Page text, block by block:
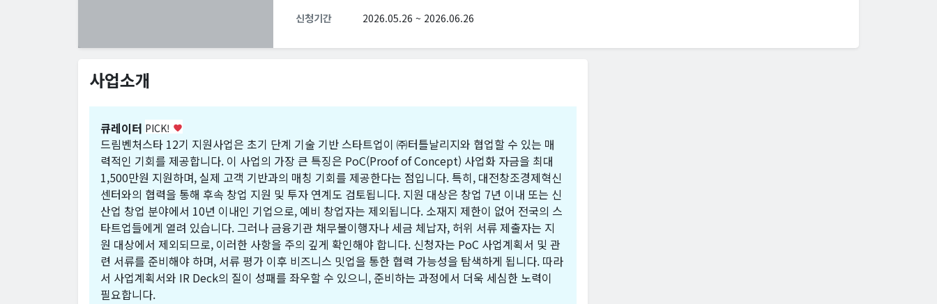
신청기간
2026.05.26 ~ 2026.06.26
사업소개
큐레이터 PICK! favorite
드림벤처스타 12기 지원사업은 초기 단계 기술 기반 스타트업이 ㈜터틀날리지와 협업할 수 있는 매
력적인 기회를 제공합니다. 이 사업의 가장 큰 특징은 PoC(Proof of Concept) 사업화 자금을 최대
1,500만원 지원하며, 실제 고객 기반과의 매칭 기회를 제공한다는 점입니다. 특히, 대전창조경제혁신
센터와의 협력을 통해 후속 창업 지원 및 투자 연계도 검토됩니다. 지원 대상은 창업 7년 이내 또는 신
산업 창업 분야에서 10년 이내인 기업으로, 예비 창업자는 제외됩니다. 소재지 제한이 없어 전국의 스
타트업들에게 열려 있습니다. 그러나 금융기관 채무불이행자나 세금 체납자, 허위 서류 제출자는 지
원 대상에서 제외되므로, 이러한 사항을 주의 깊게 확인해야 합니다. 신청자는 PoC 사업계획서 및 관
련 서류를 준비해야 하며, 서류 평가 이후 비즈니스 밋업을 통한 협력 가능성을 탐색하게 됩니다. 따라
서 사업계획서와 IR Deck의 질이 성패를 좌우할 수 있으니, 준비하는 과정에서 더욱 세심한 노력이
필요합니다.